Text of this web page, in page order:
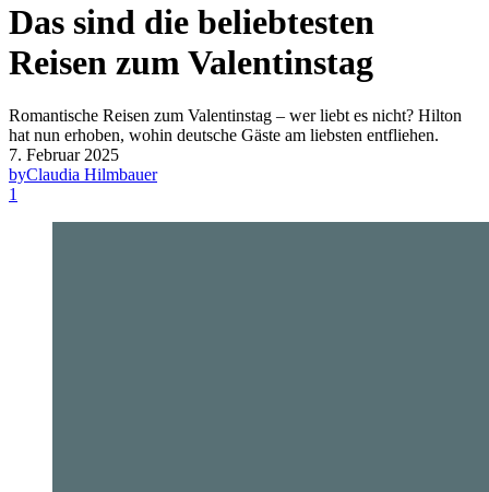
Das sind die beliebtesten
Reisen zum Valentinstag
Romantische Reisen zum Valentinstag – wer liebt es nicht? Hilton
hat nun erhoben, wohin deutsche Gäste am liebsten entfliehen.
7. Februar 2025
byClaudia Hilmbauer
1